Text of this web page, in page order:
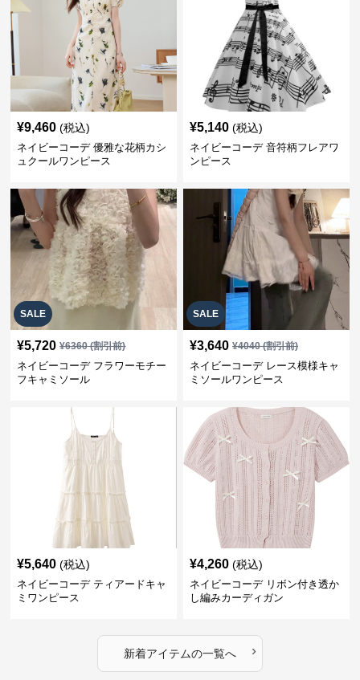
¥9,460 (税込)
ネイビーコーデ 優雅な花柄カシ
ュクールワンピース
¥5,140 (税込)
ネイビーコーデ 音符柄フレアワ
ンピース
SALE
¥5,720 ¥6360(割引前)
ネイビーコーデ フラワーモチー
フキャミソール
SALE
¥3,640 ¥4040(割引前)
ネイビーコーデ レース模様キャ
ミソールワンピース
¥5,640 (税込)
ネイビーコーデ ティアードキャ
ミワンピース
¥4,260 (税込)
ネイビーコーデ リボン付き透か
し編みカーディガン
新着アイテムの一覧へ ›